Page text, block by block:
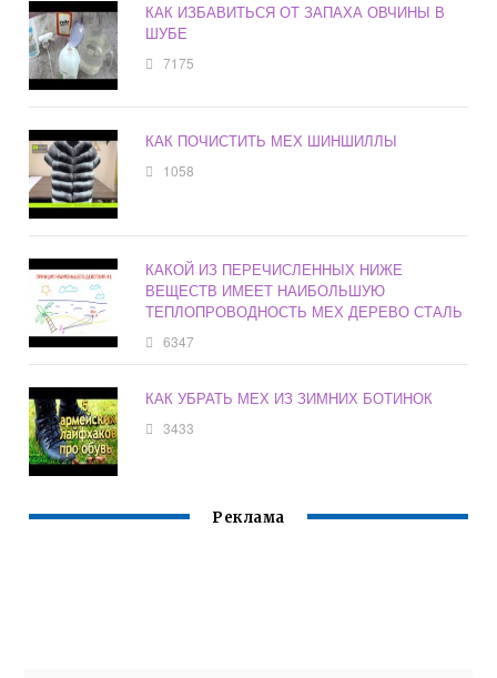
КАК ИЗБАВИТЬСЯ ОТ ЗАПАХА ОВЧИНЫ В
ШУБЕ
7175
КАК ПОЧИСТИТЬ МЕХ ШИНШИЛЛЫ
1058
КАКОЙ ИЗ ПЕРЕЧИСЛЕННЫХ НИЖЕ
ВЕЩЕСТВ ИМЕЕТ НАИБОЛЬШУЮ
ТЕПЛОПРОВОДНОСТЬ МЕХ ДЕРЕВО СТАЛЬ
6347
КАК УБРАТЬ МЕХ ИЗ ЗИМНИХ БОТИНОК
3433
Реклама